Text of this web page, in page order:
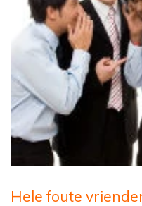
Hele foute